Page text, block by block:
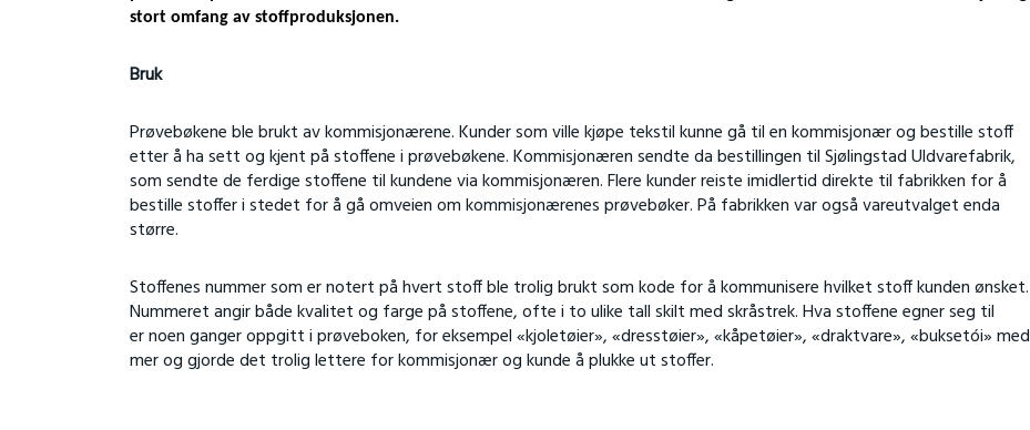
stort omfang av stoffproduksjonen.
Bruk
Prøvebøkene ble brukt av kommisjonærene. Kunder som ville kjøpe tekstil kunne gå til en kommisjonær og bestille stoff
etter å ha sett og kjent på stoffene i prøvebøkene. Kommisjonæren sendte da bestillingen til Sjølingstad Uldvarefabrik,
som sendte de ferdige stoffene til kundene via kommisjonæren. Flere kunder reiste imidlertid direkte til fabrikken for å
bestille stoffer i stedet for å gå omveien om kommisjonærenes prøvebøker. På fabrikken var også vareutvalget enda
større.
Stoffenes nummer som er notert på hvert stoff ble trolig brukt som kode for å kommunisere hvilket stoff kunden ønsket.
Nummeret angir både kvalitet og farge på stoffene, ofte i to ulike tall skilt med skråstrek. Hva stoffene egner seg til
er noen ganger oppgitt i prøveboken, for eksempel «kjoletøier», «dresstøier», «kåpetøier», «draktvare», «buksetói» med
mer og gjorde det trolig lettere for kommisjonær og kunde å plukke ut stoffer.